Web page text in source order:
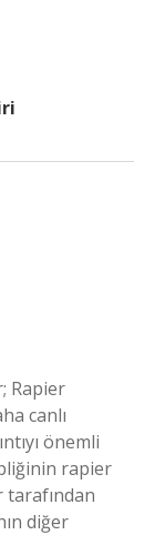
Rapier
canlı
önemli
rapier
tarafından
diğer